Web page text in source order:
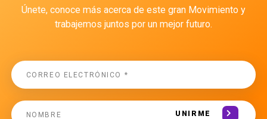
Únete, conoce más acerca de este gran Movimiento y
trabajemos juntos por un mejor futuro.
UNIRME